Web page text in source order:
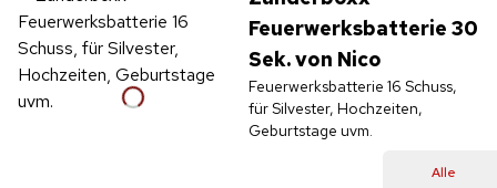
Feuerwerksbatterie 30
Sek. von Nico
Feuerwerksbatterie 16 Schuss,
für Silvester, Hochzeiten,
Geburtstage uvm.
Alle